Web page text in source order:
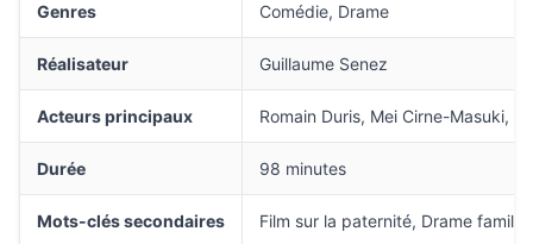
Genres Comédie, Drame
Réalisateur Guillaume Senez
Acteurs principaux Romain Duris, Mei Cirne-Masuki,
Durée 98 minutes
Mots-clés secondaires Film sur la paternité, Drame